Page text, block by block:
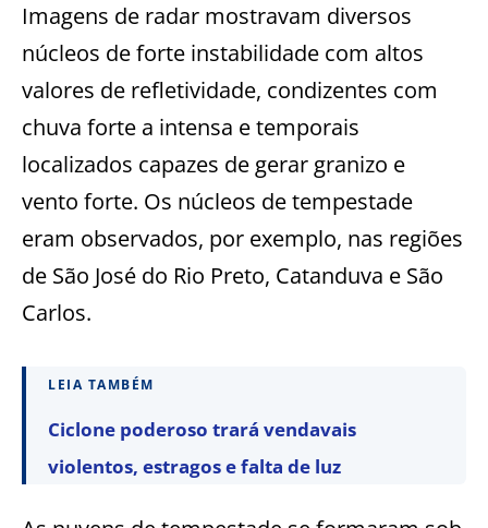
Imagens de radar mostravam diversos
núcleos de forte instabilidade com altos
valores de refletividade, condizentes com
chuva forte a intensa e temporais
localizados capazes de gerar granizo e
vento forte. Os núcleos de tempestade
eram observados, por exemplo, nas regiões
de São José do Rio Preto, Catanduva e São
Carlos.
LEIA TAMBÉM
Ciclone poderoso trará vendavais
violentos, estragos e falta de luz